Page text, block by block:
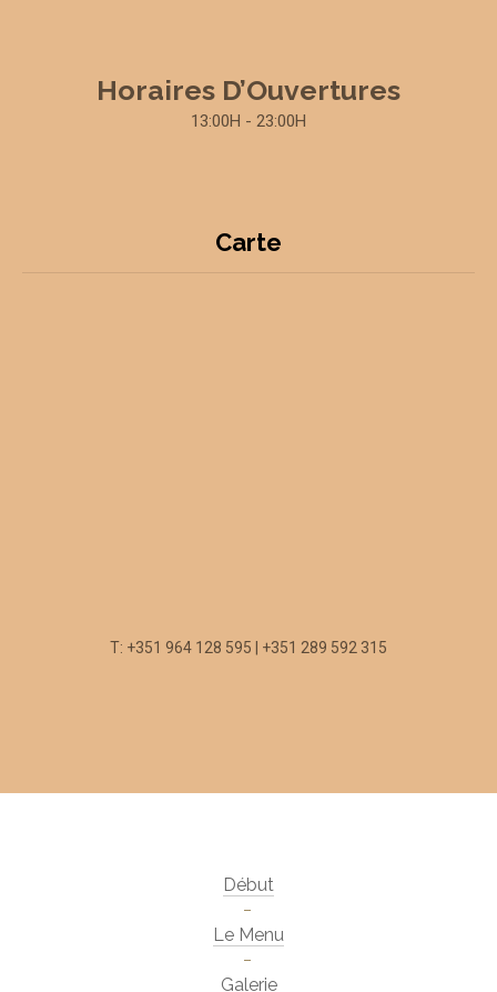
Horaires D’Ouvertures
13:00H - 23:00H
Carte
T: +351 964 128 595 | +351 289 592 315
Début
Le Menu
Galerie